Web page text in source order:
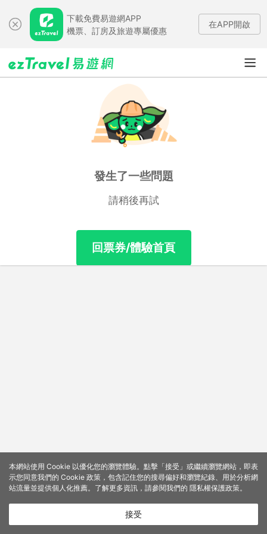
下載免費易遊網APP
機票、訂房及旅遊專屬優惠
在APP開啟
發生了一些問題
請稍後再試
回票券/體驗首頁
本網站使用 Cookie 以優化您的瀏覽體驗。點擊「接受」或繼續瀏覽網站，即表
示您同意我們的 Cookie 政策，包含記住您的搜尋偏好和瀏覽紀錄、用於分析網
站流量並提供個人化推薦。了解更多資訊，請參閱我們的 隱私權保護政策。
接受